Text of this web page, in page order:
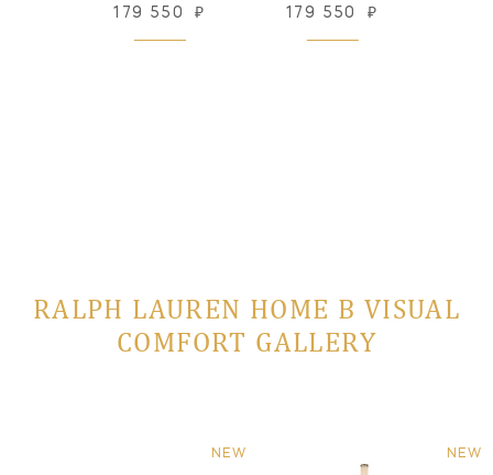
179 550 ₽ 179 550 ₽
RALPH LAUREN HOME В VISUAL
COMFORT GALLERY
NEW NEW